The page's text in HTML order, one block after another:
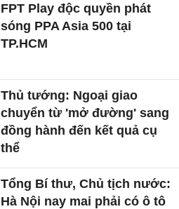
FPT Play độc quyền phát
sóng PPA Asia 500 tại
TP.HCM
Thủ tướng: Ngoại giao
chuyển từ 'mở đường' sang
đồng hành đến kết quả cụ
thể
Tổng Bí thư, Chủ tịch nước:
Hà Nội nay mai phải có ô tô